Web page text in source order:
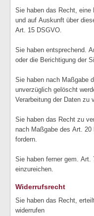
Sie haben das Recht, eine
und auf Auskunft über
Art. 15 DSGVO.
Sie haben entsprechend.
oder die Berichtigung der
Sie haben nach Maßgabe
unverzüglich gelöscht
Verarbeitung der Daten zu
Sie haben das Recht zu
nach Maßgabe des Art. 20
fordern.
Sie haben ferner gem. Art.
einzureichen.
Widerrufsrecht
Sie haben das Recht,
widerrufen